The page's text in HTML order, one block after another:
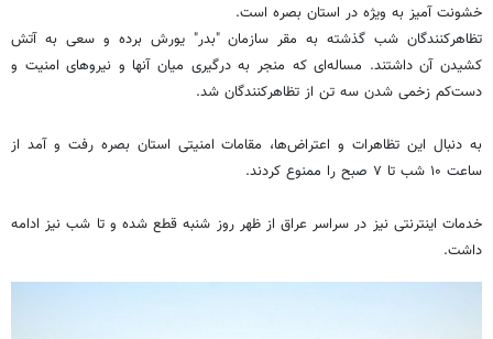
خشونت آمیز به ویژه در استان بصره است.
تظاهرکنندگان شب گذشته به مقر سازمان "بدر" یورش برده و سعی به آتش
کشیدن آن داشتند. مساله‌ای که منجر به درگیری میان آنها و نیروهای امنیت و
دست‌کم زخمی شدن سه تن از تظاهرکنندگان شد.
به دنبال این تظاهرات و اعتراض‌ها، مقامات امنیتی استان بصره رفت و آمد از
ساعت ۱۰ شب تا ۷ صبح را ممنوع کردند.
خدمات اینترنتی نیز در سراسر عراق از ظهر روز شنبه قطع شده و تا شب نیز ادامه
داشت.